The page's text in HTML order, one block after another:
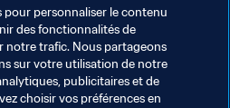
Organisation
pour personnaliser le contenu
des fonctionnalités de
notre trafic. Nous partageons
sur votre utilisation de notre
publicitaires et de
choisir vos préférences en